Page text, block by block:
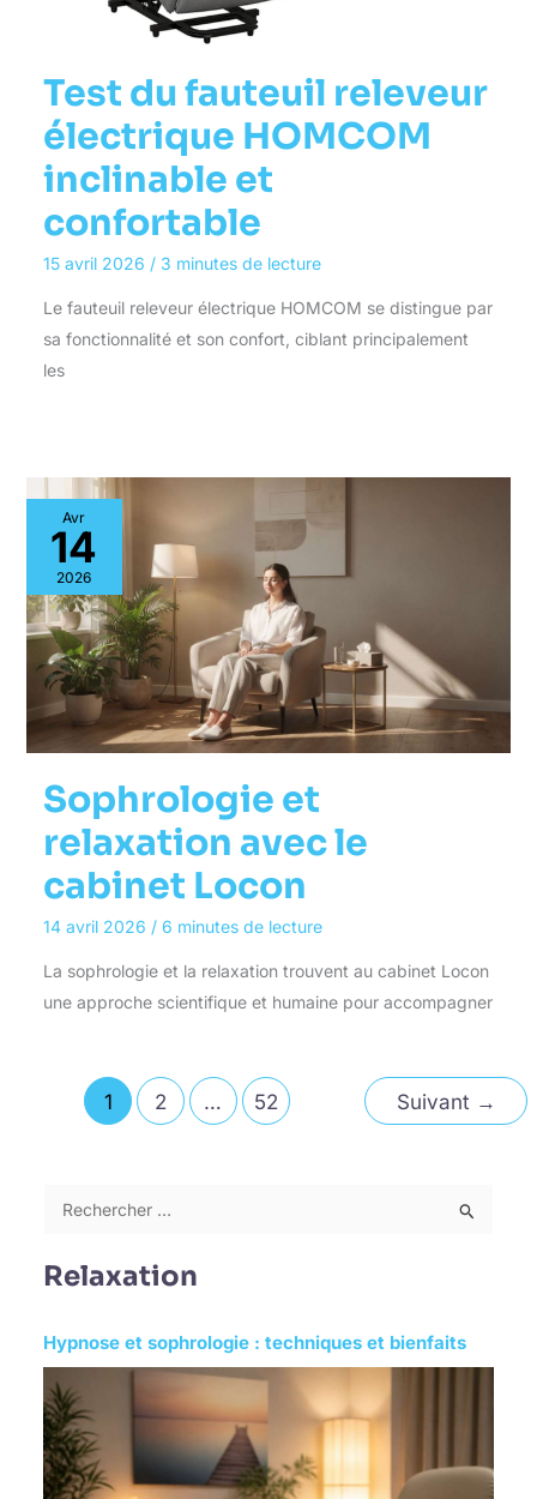
Test du fauteuil releveur
électrique HOMCOM
inclinable et
confortable
15 avril 2026 / 3 minutes de lecture
Le fauteuil releveur électrique HOMCOM se distingue par
sa fonctionnalité et son confort, ciblant principalement
les
Avr
14
2026
Sophrologie et
relaxation avec le
cabinet Locon
14 avril 2026 / 6 minutes de lecture
La sophrologie et la relaxation trouvent au cabinet Locon
une approche scientifique et humaine pour accompagner
1 2 … 52 Suivant →
c
e
c
h
e
Relaxation
Hypnose et sophrologie : techniques et bienfaits